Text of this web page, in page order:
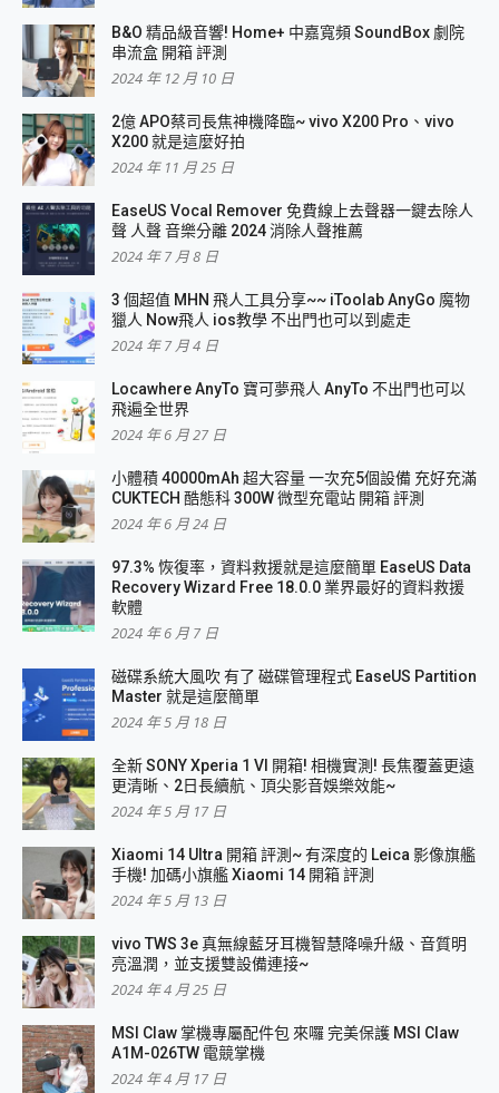
B&O 精品級音響! Home+ 中嘉寬頻 SoundBox 劇院
串流盒 開箱 評測
2024 年 12 月 10 日
2億 APO蔡司長焦神機降臨~ vivo X200 Pro、vivo
X200 就是這麼好拍
2024 年 11 月 25 日
EaseUS Vocal Remover 免費線上去聲器一鍵去除人
聲 人聲 音樂分離 2024 消除人聲推薦
2024 年 7 月 8 日
3 個超值 MHN 飛人工具分享~~ iToolab AnyGo 魔物
獵人 Now飛人 ios教學 不出門也可以到處走
2024 年 7 月 4 日
Locawhere AnyTo 寶可夢飛人 AnyTo 不出門也可以
飛遍全世界
2024 年 6 月 27 日
小體積 40000mAh 超大容量 一次充5個設備 充好充滿
CUKTECH 酷態科 300W 微型充電站 開箱 評測
2024 年 6 月 24 日
97.3% 恢復率，資料救援就是這麼簡單 EaseUS Data
Recovery Wizard Free 18.0.0 業界最好的資料救援
軟體
2024 年 6 月 7 日
磁碟系統大風吹 有了 磁碟管理程式 EaseUS Partition
Master 就是這麼簡單
2024 年 5 月 18 日
全新 SONY Xperia 1 VI 開箱! 相機實測! 長焦覆蓋更遠
更清晰、2日長續航、頂尖影音娛樂效能~
2024 年 5 月 17 日
Xiaomi 14 Ultra 開箱 評測~ 有深度的 Leica 影像旗艦
手機! 加碼小旗艦 Xiaomi 14 開箱 評測
2024 年 5 月 13 日
vivo TWS 3e 真無線藍牙耳機智慧降噪升級、音質明
亮溫潤，並支援雙設備連接~
2024 年 4 月 25 日
MSI Claw 掌機專屬配件包 來囉 完美保護 MSI Claw
A1M-026TW 電競掌機
2024 年 4 月 17 日